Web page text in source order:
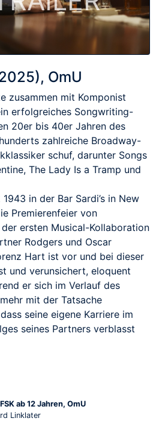
OmU
zusammen mit Komponist
erfolgreiches Songwriting-
20er bis 40er Jahren des
zahlreiche Broadway-
schuf, darunter Songs
The Lady Is a Tramp und
in der Bar Sardi’s in New
Premierenfeier von
der ersten Musical-Kollaboration
Rodgers und Oscar
Hart ist vor und bei dieser
und verunsichert, eloquent
er sich im Verlauf des
mit der Tatsache
seine eigene Karriere im
seines Partners verblasst
ab 12 Jahren, OmU
Linklater